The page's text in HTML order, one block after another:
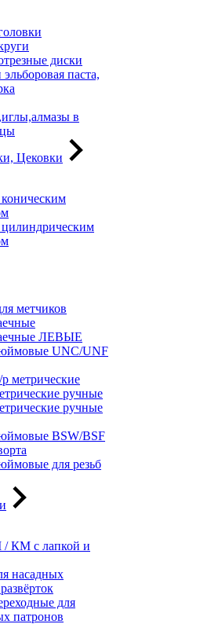
диски
паста,
в
Цековки
цилиндрическим
метчиков
ЛЕВЫЕ
UNC/UNF
метрические
ручные
ручные
BSW/BSF
для резьб
КМ с лапкой и
насадных
для
патронов